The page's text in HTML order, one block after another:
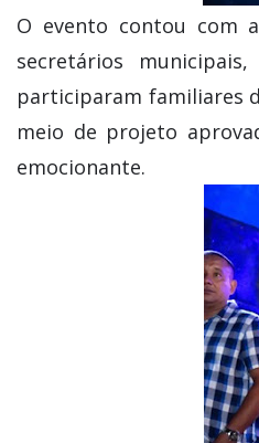
O evento contou com
secretários
participaram familiares
meio de projeto
emocionante.